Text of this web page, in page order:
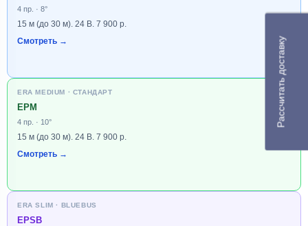
4 пр. · 8°
15 м (до 30 м). 24 В. 7 900 р.
Смотреть →
ERA MEDIUM · СТАНДАРТ
EPM
4 пр. · 10°
15 м (до 30 м). 24 В. 7 900 р.
Смотреть →
ERA SLIM · BLUEBUS
EPSB
Рассчитать доставку